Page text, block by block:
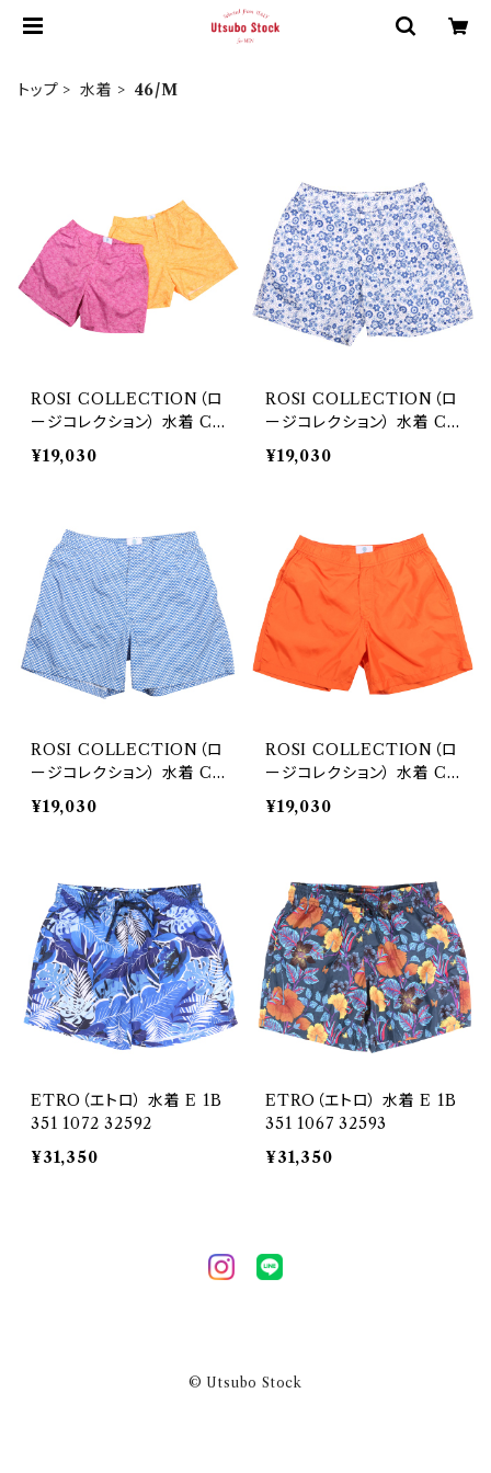
トップ 水着 46/M
ROSI COLLECTION（ロ
ージコレクション） 水着 CA
PRI 28460
¥19,030
ROSI COLLECTION（ロ
ージコレクション） 水着 CA
PRI 28467
¥19,030
ROSI COLLECTION（ロ
ージコレクション） 水着 CA
PRI 28470
¥19,030
ROSI COLLECTION（ロ
ージコレクション） 水着 CA
PRI 28473
¥19,030
ETRO（エトロ） 水着 E 1B
351 1072 32592
¥31,350
ETRO（エトロ） 水着 E 1B
351 1067 32593
¥31,350
© Utsubo Stock